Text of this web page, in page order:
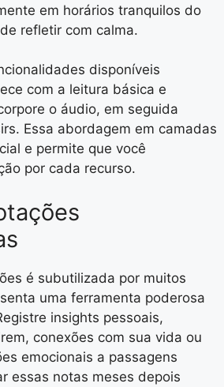
em horários tranquilos do
refletir com calma.
disponíveis
com a leitura básica e
o áudio, em seguida
Essa abordagem em camadas
e permite que você
por cada recurso.
é subutilizada por muitos
uma ferramenta poderosa
insights pessoais,
conexões com sua vida ou
emocionais a passagens
essas notas meses depois